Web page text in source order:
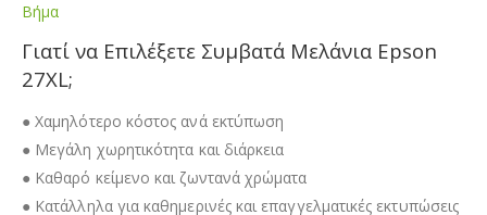
Βήμα
Γιατί να Επιλέξετε Συμβατά Μελάνια Epson
27XL;
● Χαμηλότερο κόστος ανά εκτύπωση
● Μεγάλη χωρητικότητα και διάρκεια
● Καθαρό κείμενο και ζωντανά χρώματα
● Κατάλληλα για καθημερινές και επαγγελματικές εκτυπώσεις